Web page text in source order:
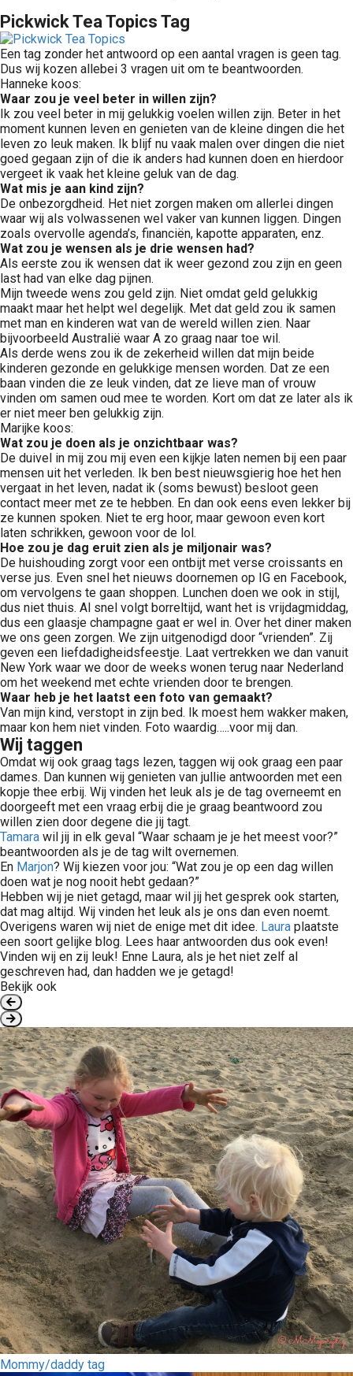
Pickwick Tea Topics Tag
Een tag zonder het antwoord op een aantal vragen is geen tag.
Dus wij kozen allebei 3 vragen uit om te beantwoorden.
Hanneke koos:
Waar zou je veel beter in willen zijn?
Ik zou veel beter in mij gelukkig voelen willen zijn. Beter in het
moment kunnen leven en genieten van de kleine dingen die het
leven zo leuk maken. Ik blijf nu vaak malen over dingen die niet
goed gegaan zijn of die ik anders had kunnen doen en hierdoor
vergeet ik vaak het kleine geluk van de dag.
Wat mis je aan kind zijn?
De onbezorgdheid. Het niet zorgen maken om allerlei dingen
waar wij als volwassenen wel vaker van kunnen liggen. Dingen
zoals overvolle agenda’s, financiën, kapotte apparaten, enz.
Wat zou je wensen als je drie wensen had?
Als eerste zou ik wensen dat ik weer gezond zou zijn en geen
last had van elke dag pijnen.
Mijn tweede wens zou geld zijn. Niet omdat geld gelukkig
maakt maar het helpt wel degelijk. Met dat geld zou ik samen
met man en kinderen wat van de wereld willen zien. Naar
bijvoorbeeld Australië waar A zo graag naar toe wil.
Als derde wens zou ik de zekerheid willen dat mijn beide
kinderen gezonde en gelukkige mensen worden. Dat ze een
baan vinden die ze leuk vinden, dat ze lieve man of vrouw
vinden om samen oud mee te worden. Kort om dat ze later als ik
er niet meer ben gelukkig zijn.
Marijke koos:
Wat zou je doen als je onzichtbaar was?
De duivel in mij zou mij even een kijkje laten nemen bij een paar
mensen uit het verleden. Ik ben best nieuwsgierig hoe het hen
vergaat in het leven, nadat ik (soms bewust) besloot geen
contact meer met ze te hebben. En dan ook eens even lekker bij
ze kunnen spoken. Niet te erg hoor, maar gewoon even kort
laten schrikken, gewoon voor de lol.
Hoe zou je dag eruit zien als je miljonair was?
De huishouding zorgt voor een ontbijt met verse croissants en
verse jus. Even snel het nieuws doornemen op IG en Facebook,
om vervolgens te gaan shoppen. Lunchen doen we ook in stijl,
dus niet thuis. Al snel volgt borreltijd, want het is vrijdagmiddag,
dus een glaasje champagne gaat er wel in. Over het diner maken
we ons geen zorgen. We zijn uitgenodigd door “vrienden”. Zij
geven een liefdadigheidsfeestje. Laat vertrekken we dan vanuit
New York waar we door de weeks wonen terug naar Nederland
om het weekend met echte vrienden door te brengen.
Waar heb je het laatst een foto van gemaakt?
Van mijn kind, verstopt in zijn bed. Ik moest hem wakker maken,
maar kon hem niet vinden. Foto waardig…..voor mij dan.
Wij taggen
Omdat wij ook graag tags lezen, taggen wij ook graag een paar
dames. Dan kunnen wij genieten van jullie antwoorden met een
kopje thee erbij. Wij vinden het leuk als je de tag overneemt en
doorgeeft met een vraag erbij die je graag beantwoord zou
willen zien door degene die jij tagt.
Tamara wil jij in elk geval “Waar schaam je je het meest voor?”
beantwoorden als je de tag wilt overnemen.
En Marjon? Wij kiezen voor jou: “Wat zou je op een dag willen
doen wat je nog nooit hebt gedaan?”
Hebben wij je niet getagd, maar wil jij het gesprek ook starten,
dat mag altijd. Wij vinden het leuk als je ons dan even noemt.
Overigens waren wij niet de enige met dit idee. Laura plaatste
een soort gelijke blog. Lees haar antwoorden dus ook even!
Vinden wij en zij leuk! Enne Laura, als je het niet zelf al
geschreven had, dan hadden we je getagd!
Bekijk ook
Mommy/daddy tag